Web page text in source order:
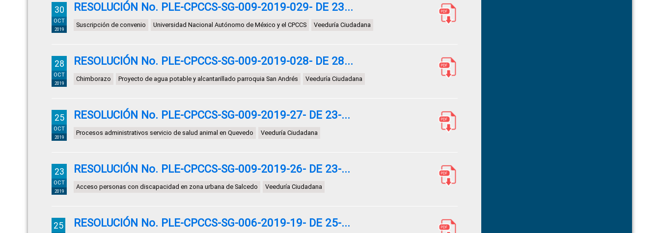
30
OCT
2019
RESOLUCIÓN No. PLE-CPCCS-SG-009-2019-029- DE 23...
Suscripción de convenio Universidad Nacional Autónomo de México y el CPCCS Veeduría Ciudadana
28
OCT
2019
RESOLUCIÓN No. PLE-CPCCS-SG-009-2019-028- DE 28...
Chimborazo Proyecto de agua potable y alcantarillado parroquia San Andrés Veeduría Ciudadana
25
OCT
2019
RESOLUCIÓN No. PLE-CPCCS-SG-009-2019-27- DE 23-...
Procesos administrativos servicio de salud animal en Quevedo Veeduría Ciudadana
23
OCT
2019
RESOLUCIÓN No. PLE-CPCCS-SG-009-2019-26- DE 23-...
Acceso personas con discapacidad en zona urbana de Salcedo Veeduría Ciudadana
25 RESOLUCIÓN No. PLE-CPCCS-SG-006-2019-19- DE 25-...